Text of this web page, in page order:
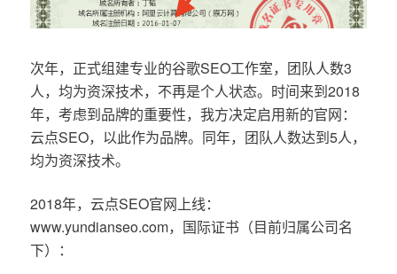
次年，正式组建专业的谷歌SEO工作室，团队人数3
人，均为资深技术，不再是个人状态。时间来到2018
年，考虑到品牌的重要性，我方决定启用新的官网：
云点SEO，以此作为品牌。同年，团队人数达到5人，
均为资深技术。
2018年，云点SEO官网上线：
www.yundianseo.com，国际证书（目前归属公司名
下）：